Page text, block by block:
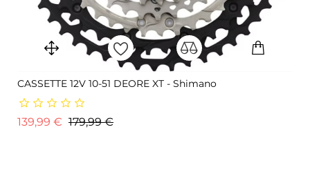
CASSETTE 12V 10-51 DEORE XT - Shimano
139,99 € Prix de base
179,99 €Prix